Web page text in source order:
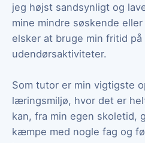
jeg højst sandsynligt og
mine mindre søskende
elsker at bruge min fritid
udendørsaktiviteter.
Som tutor er min vigtigste
læringsmiljø, hvor det er
kan, fra min egen skoletid,
kæmpe med nogle fag og